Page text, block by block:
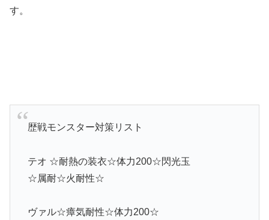
す。
歴戦モンスター対策リスト
テオ ☆耐熱の装衣☆体力200☆閃光玉
☆属耐☆火耐性☆
ヴァル☆瘴気耐性☆体力200☆